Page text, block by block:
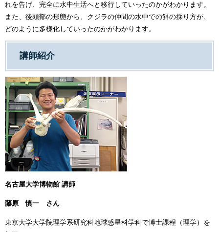
れを告げ、完全に水中生活へと移行していったのかがわかります。
また、後頭部の形態から、クジラの仲間の水中での餌の採り方が、
どのように多様化していったのかがわかります。
講師紹介
名古屋大学博物館 講師
藤原 慎一 さん
東京大学大学院理学系研究科地球惑星科学科で博士課程（理学）を